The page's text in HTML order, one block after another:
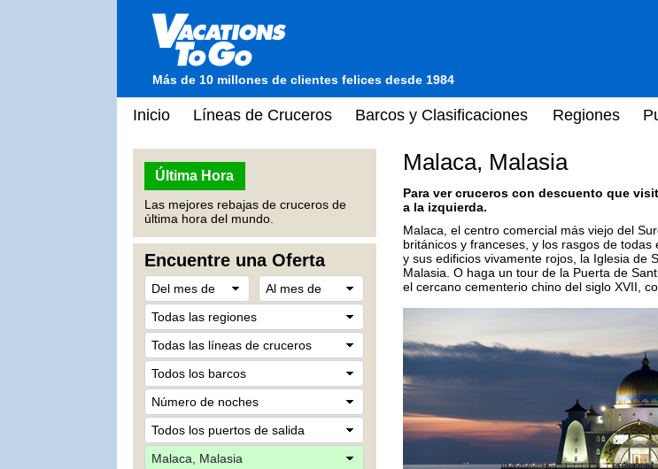
Más de 10 millones de clientes felices desde 1984
Inicio Líneas de Cruceros Barcos y Clasificaciones Regiones
Última Hora
Las mejores rebajas de cruceros de
última hora del mundo.
Encuentre una Oferta
Malaca, Malasia
Para ver cruceros con descuento que
a la izquierda.
Malaca, el centro comercial más viejo del
británicos y franceses, y los rasgos de
y sus edificios vivamente rojos, la Iglesia de
Malasia. O haga un tour de la Puerta de
el cercano cementerio chino del siglo XVII,